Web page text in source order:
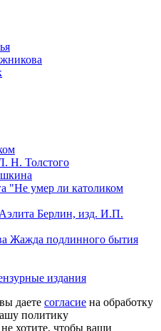
Н. Толстого
"Не умер ли католиком
Берлин, изд. И.П.
Жажда подлинного бытия
издания
даете согласие на обработку
политику
хотите, чтобы ваши